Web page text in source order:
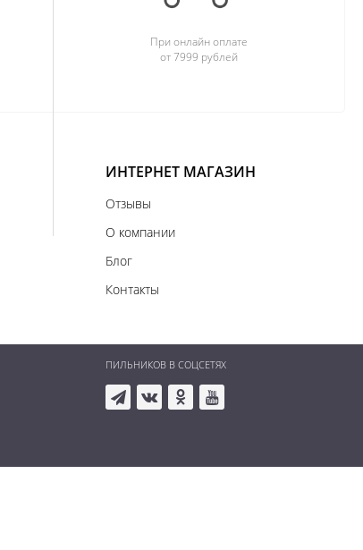
При онлайн оплате
от 7999 рублей
ИНТЕРНЕТ МАГАЗИН
Отзывы
О компании
Блог
Контакты
ПИЛЬНИКОВ В СОЦСЕТЯХ